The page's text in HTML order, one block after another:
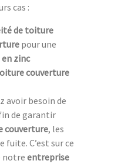
cas :
de toiture
pour une
zinc
couverture
avoir besoin de
de garantir
couverture, les
fuite. C’est sur ce
notre entreprise